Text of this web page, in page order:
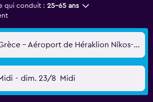
qui conduit : 25-65 ans
Héraklion, Grèce - Aéroport de Héraklion Níkos-Kazantzákis (HER)
- dim. 23/8 Midi